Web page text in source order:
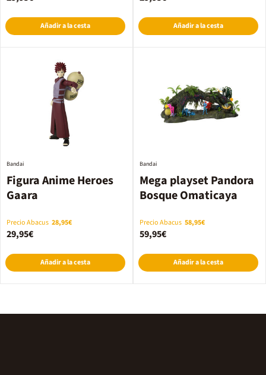
Añadir a la cesta Añadir a la cesta
Figura Anime Heroes
Gaara
Bandai
Precio Abacus 28,95€
29,95€
Añadir a la cesta
Mega playset Pandora
Bosque Omaticaya
Bandai
Precio Abacus 58,95€
59,95€
Añadir a la cesta